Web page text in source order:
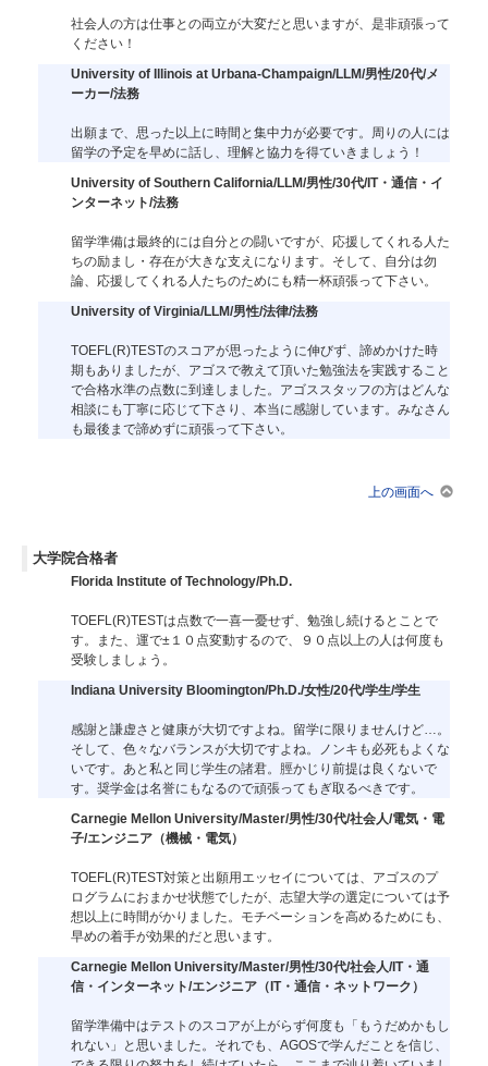
社会人の方は仕事との両立が大変だと思いますが、是非頑張って
ください！
University of Illinois at Urbana-Champaign/LLM/男性/20代/メ
ーカー/法務
出願まで、思った以上に時間と集中力が必要です。周りの人には
留学の予定を早めに話し、理解と協力を得ていきましょう！
University of Southern California/LLM/男性/30代/IT・通信・イ
ンターネット/法務
留学準備は最終的には自分との闘いですが、応援してくれる人た
ちの励まし・存在が大きな支えになります。そして、自分は勿
論、応援してくれる人たちのためにも精一杯頑張って下さい。
University of Virginia/LLM/男性/法律/法務
TOEFL(R)TESTのスコアが思ったように伸びず、諦めかけた時
期もありましたが、アゴスで教えて頂いた勉強法を実践すること
で合格水準の点数に到達しました。アゴススタッフの方はどんな
相談にも丁寧に応じて下さり、本当に感謝しています。みなさん
も最後まで諦めずに頑張って下さい。
上の画面へ
大学院合格者
Florida Institute of Technology/Ph.D.
TOEFL(R)TESTは点数で一喜一憂せず、勉強し続けるとことで
す。また、運で±１０点変動するので、９０点以上の人は何度も
受験しましょう。
Indiana University Bloomington/Ph.D./女性/20代/学生/学生
感謝と謙虚さと健康が大切ですよね。留学に限りませんけど…。
そして、色々なバランスが大切ですよね。ノンキも必死もよくな
いです。あと私と同じ学生の諸君。脛かじり前提は良くないで
す。奨学金は名誉にもなるので頑張ってもぎ取るべきです。
Carnegie Mellon University/Master/男性/30代/社会人/電気・電
子/エンジニア（機械・電気）
TOEFL(R)TEST対策と出願用エッセイについては、アゴスのプ
ログラムにおまかせ状態でしたが、志望大学の選定については予
想以上に時間がかりました。モチベーションを高めるためにも、
早めの着手が効果的だと思います。
Carnegie Mellon University/Master/男性/30代/社会人/IT・通
信・インターネット/エンジニア（IT・通信・ネットワーク）
留学準備中はテストのスコアが上がらず何度も「もうだめかもし
れない」と思いました。それでも、AGOSで学んだことを信じ、